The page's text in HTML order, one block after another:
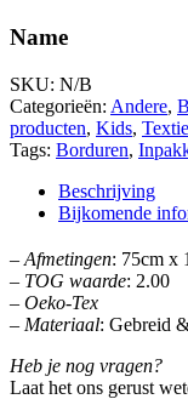
Name
SKU: N/B
Categorieën: Andere,
producten, Kids,
Tags: Borduren,
Beschrijving
Bijkomende
– Afmetingen: 75cm x
– TOG waarde: 2.00
– Oeko-Tex
– Materiaal: Gebreid
Heb je nog vragen?
Laat het ons gerust